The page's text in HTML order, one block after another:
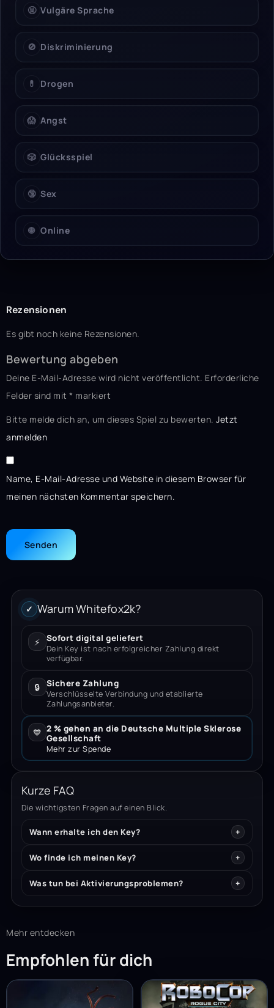
🤬 Vulgäre Sprache
🚫 Diskriminierung
💊 Drogen
😱 Angst
🎲 Glücksspiel
🔞 Sex
🌐 Online
Rezensionen
Es gibt noch keine Rezensionen.
Bewertung abgeben
Deine E-Mail-Adresse wird nicht veröffentlicht. Erforderliche
Felder sind mit * markiert
Bitte melde dich an, um dieses Spiel zu bewerten. Jetzt
anmelden
Name, E-Mail-Adresse und Website in diesem Browser für
meinen nächsten Kommentar speichern.
✓ Warum Whitefox2k?
⚡ Sofort digital geliefert
Dein Key ist nach erfolgreicher Zahlung direkt
verfügbar.
🔒 Sichere Zahlung
Verschlüsselte Verbindung und etablierte
Zahlungsanbieter.
💙 2 % gehen an die Deutsche Multiple Sklerose
Gesellschaft
Mehr zur Spende
Kurze FAQ
Die wichtigsten Fragen auf einen Blick.
Wann erhalte ich den Key?
Wo finde ich meinen Key?
Was tun bei Aktivierungsproblemen?
Mehr entdecken
Empfohlen für dich